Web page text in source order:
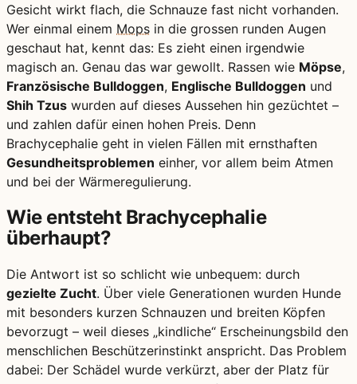
Gesicht wirkt flach, die Schnauze fast nicht vorhanden.
Wer einmal einem Mops in die grossen runden Augen
geschaut hat, kennt das: Es zieht einen irgendwie
magisch an. Genau das war gewollt. Rassen wie Möpse,
Französische Bulldoggen, Englische Bulldoggen und
Shih Tzus wurden auf dieses Aussehen hin gezüchtet –
und zahlen dafür einen hohen Preis. Denn
Brachycephalie geht in vielen Fällen mit ernsthaften
Gesundheitsproblemen einher, vor allem beim Atmen
und bei der Wärmeregulierung.
Wie entsteht Brachycephalie
überhaupt?
Die Antwort ist so schlicht wie unbequem: durch
gezielte Zucht. Über viele Generationen wurden Hunde
mit besonders kurzen Schnauzen und breiten Köpfen
bevorzugt – weil dieses „kindliche“ Erscheinungsbild den
menschlichen Beschützerinstinkt anspricht. Das Problem
dabei: Der Schädel wurde verkürzt, aber der Platz für